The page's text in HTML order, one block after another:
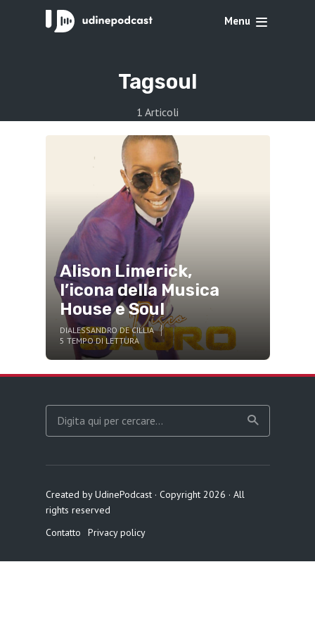
Menu
Tagsoul
1 Articoli
Alison Limerick,
l’icona della Musica
House e Soul
DIALESSANDRO DE CILLIA
5 TEMPO DI LETTURA
Created by UdinePodcast · Copyright 2026 · All
rights reserved
Contatto
Privacy policy